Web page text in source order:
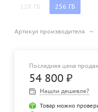
128 ГБ 256 ГБ
Артикул производителя —
Последняя цена
54 800 ₽
Нашли дешевле?
Товар можно